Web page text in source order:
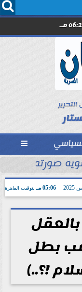
مـ

صورته أمام
05:06 مـ بتوقيت القاهرة
بطل
!؟..)